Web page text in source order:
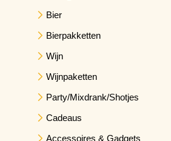
Bier
Bierpakketten
Wijn
Wijnpaketten
Party/Mixdrank/Shotjes
Cadeaus
Accessoires & Gadgets